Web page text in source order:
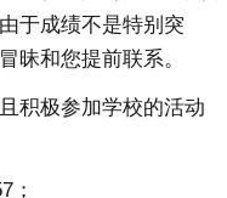
于成绩不是特别突
昧和您提前联系。
极参加学校的活动